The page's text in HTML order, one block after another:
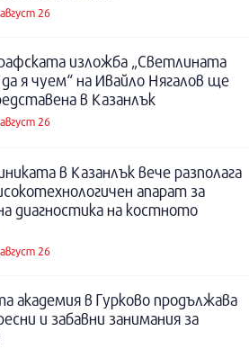
26
изложба „Светлината
я чуем“ на Ивайло Нягалов ще
в Казанлък
26
в Казанлък вече разполага
апарат за
диагностика на костното
26
академия в Гурково продължава
и забавни занимания за